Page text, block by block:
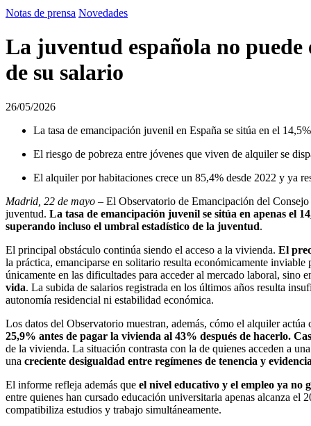
Notas de prensa Novedades
La juventud española no puede
de su salario
26/05/2026
La tasa de emancipación juvenil en España se sitúa en el
El riesgo de pobreza entre jóvenes que viven de alquiler se
El alquiler por habitaciones crece un 85,4% desde 2022 y ya
Madrid, 22 de mayo – El Observatorio de Emancipación del
juventud. La tasa de emancipación juvenil se sitúa en apenas el
superando incluso el umbral estadístico de la juventud.
El principal obstáculo continúa siendo el acceso a la vivienda. El
la práctica, emanciparse en solitario resulta económicamente
únicamente en las dificultades para acceder al mercado laboral, sino
vida. La subida de salarios registrada en los últimos años resulta
autonomía residencial ni estabilidad económica.
Los datos del Observatorio muestran, además, cómo el alquiler
25,9% antes de pagar la vivienda al 43% después de hacerlo.
de la vivienda. La situación contrasta con la de quienes acceden a
una creciente desigualdad entre regímenes de tenencia y
El informe refleja además que el nivel educativo y el empleo ya no
entre quienes han cursado educación universitaria apenas alcanza
compatibiliza estudios y trabajo simultáneamente.